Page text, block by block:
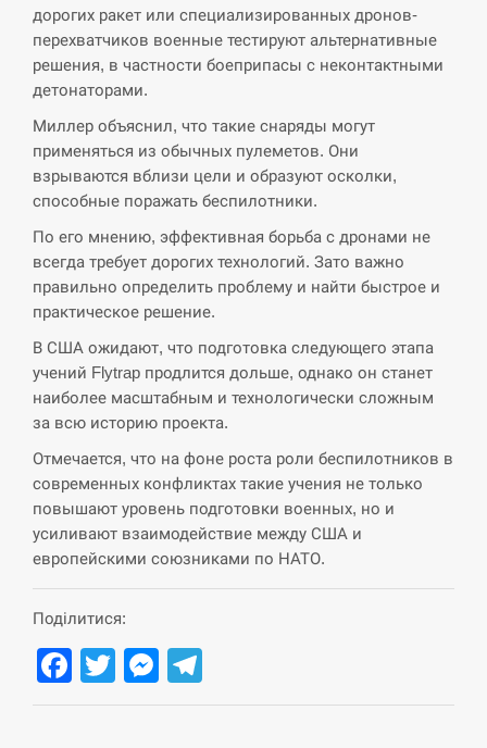
дорогих ракет или специализированных дронов-
перехватчиков военные тестируют альтернативные
решения, в частности боеприпасы с неконтактными
детонаторами.
Миллер объяснил, что такие снаряды могут
применяться из обычных пулеметов. Они
взрываются вблизи цели и образуют осколки,
способные поражать беспилотники.
По его мнению, эффективная борьба с дронами не
всегда требует дорогих технологий. Зато важно
правильно определить проблему и найти быстрое и
практическое решение.
В США ожидают, что подготовка следующего этапа
учений Flytrap продлится дольше, однако он станет
наиболее масштабным и технологически сложным
за всю историю проекта.
Отмечается, что на фоне роста роли беспилотников в
современных конфликтах такие учения не только
повышают уровень подготовки военных, но и
усиливают взаимодействие между США и
европейскими союзниками по НАТО.
Поділитися:
Facebook
TwitterMessenger